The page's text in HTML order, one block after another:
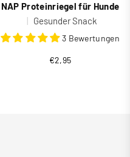
NAP Proteinriegel für Hunde
| Gesunder Snack
3 Bewertungen
Normaler
€2,95